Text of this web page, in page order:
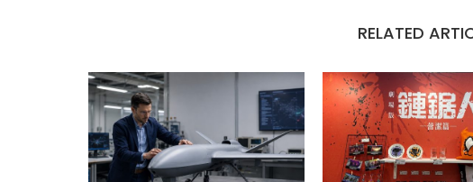
RELATED